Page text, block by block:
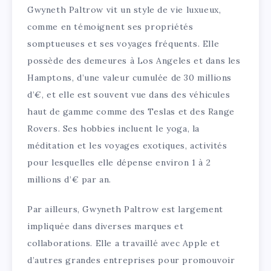
Gwyneth Paltrow vit un style de vie luxueux,
comme en témoignent ses propriétés
somptueuses et ses voyages fréquents. Elle
possède des demeures à Los Angeles et dans les
Hamptons, d’une valeur cumulée de 30 millions
d’€, et elle est souvent vue dans des véhicules
haut de gamme comme des Teslas et des Range
Rovers. Ses hobbies incluent le yoga, la
méditation et les voyages exotiques, activités
pour lesquelles elle dépense environ 1 à 2
millions d’€ par an.
Par ailleurs, Gwyneth Paltrow est largement
impliquée dans diverses marques et
collaborations. Elle a travaillé avec Apple et
d’autres grandes entreprises pour promouvoir